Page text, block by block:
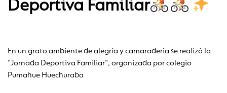
Deportiva Familiar
En un grato ambiente de alegría y camaradería se realizó la
“Jornada Deportiva Familiar“, organizada por colegio
Pumahue Huechuraba